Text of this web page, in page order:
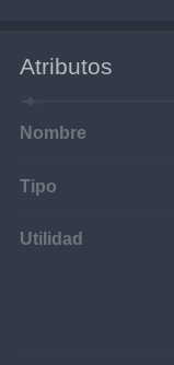
Atributos
Nombre
Tipo
Utilidad